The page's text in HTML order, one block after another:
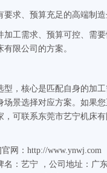
求、预算充足的高端制
加工需求、预算可控、需
限公司的方案。
型，核心是匹配自身的加
场景选择对应方案。如果
可联系东莞市艺宁机床
网：http://www.ynwj.com
名：艺宁 ，公司地址：广